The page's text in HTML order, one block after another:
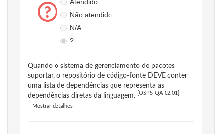
Atendido
Não atendido
N/A
?
Quando o sistema de gerenciamento de pacotes
suportar, o repositório de código-fonte DEVE conter
uma lista de dependências que representa as
dependências diretas da linguagem.
[OSPS-QA-02.01]
Mostrar detalhes